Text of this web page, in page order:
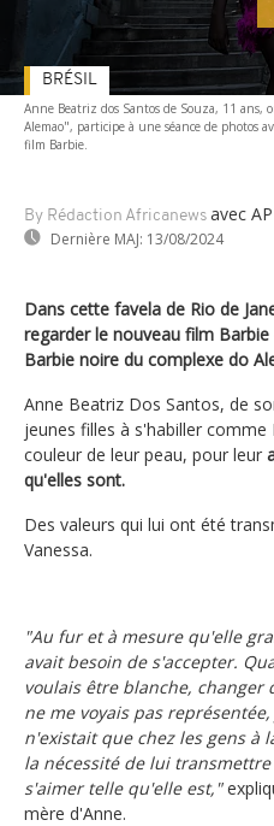
Anne Beatriz dos Santos de Souza, 11 ans,
Alemao", participe à une séance de photos
film Barbie.
By Rédaction Africanews avec AP
Dernière MAJ: 13/08/2024
BRÉSIL
Dans cette favela de Rio de
regarder le nouveau film
Barbie noire du complexe do
Anne Beatriz Dos Santos, de
jeunes filles à s'habiller
couleur de leur peau, pour leur
qu'elles sont.
Des valeurs qui lui ont été
Vanessa.
"Au fur et à mesure qu'elle
avait besoin de s'accepter.
voulais être blanche, changer
ne me voyais pas
n'existait que chez les gens à
la nécessité de lui
s'aimer telle qu'elle est,"
mère d'Anne.